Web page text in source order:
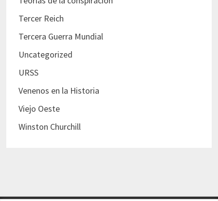
Tercer Reich
Tercera Guerra Mundial
Uncategorized
URSS
Venenos en la Historia
Viejo Oeste
Winston Churchill